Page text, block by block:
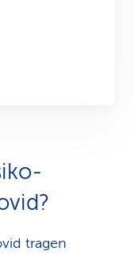
tragen